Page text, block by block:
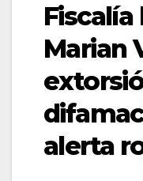
Fiscalía
Marian
alerta